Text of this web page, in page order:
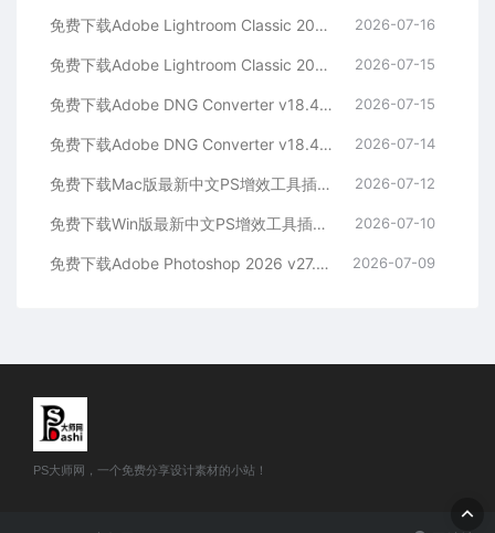
免费下载Adobe Lightroom Classic 2026 v15.4.1 for Mac多国语言版中文LrC软件激活安装包摄影后期照片图片编辑工具 2026-07-16
免费下载Adobe Lightroom Classic 2026 v15.4.1 for win多国语言版中文LrC软件激活安装包摄影后期照片图片编辑工具 2026-07-15
免费下载Adobe DNG Converter v18.4.1 for Mac多国语言中文版安装包图片RAW相机照片格式转换器Lrc数字负片PS插件软件工具 2026-07-15
免费下载Adobe DNG Converter v18.4.1 for Win多国语言中文版安装包图片RAW相机照片格式转换器Lrc数字负片PS插件软件工具 2026-07-14
免费下载Mac版最新中文PS增效工具插件Adobe Camera Raw 2026 ACR v18.4.1 摄影后期一键安装包预设Lrc照片文件文档格式打开处理编辑 2026-07-12
免费下载Win版最新中文PS增效工具插件Adobe Camera Raw 2026 ACR v18.4.1 摄影后期一键安装包预设Lrc照片文件文档格式打开处理编辑 2026-07-10
免费下载Adobe Photoshop 2026 v27.8.0.13 for MAC多国语言版正式中文最新PS软件激活一键安装包Ai智能修图设计师平面设计工具 2026-07-09
PS大师网，一个免费分享设计素材的小站！